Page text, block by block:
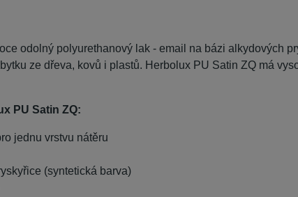
odolný polyurethanový lak - email na bázi alkydových
ze dřeva, kovů i plastů. Herbolux PU Satin ZQ má
PU Satin ZQ:
jednu vrstvu nátěru
(syntetická barva)